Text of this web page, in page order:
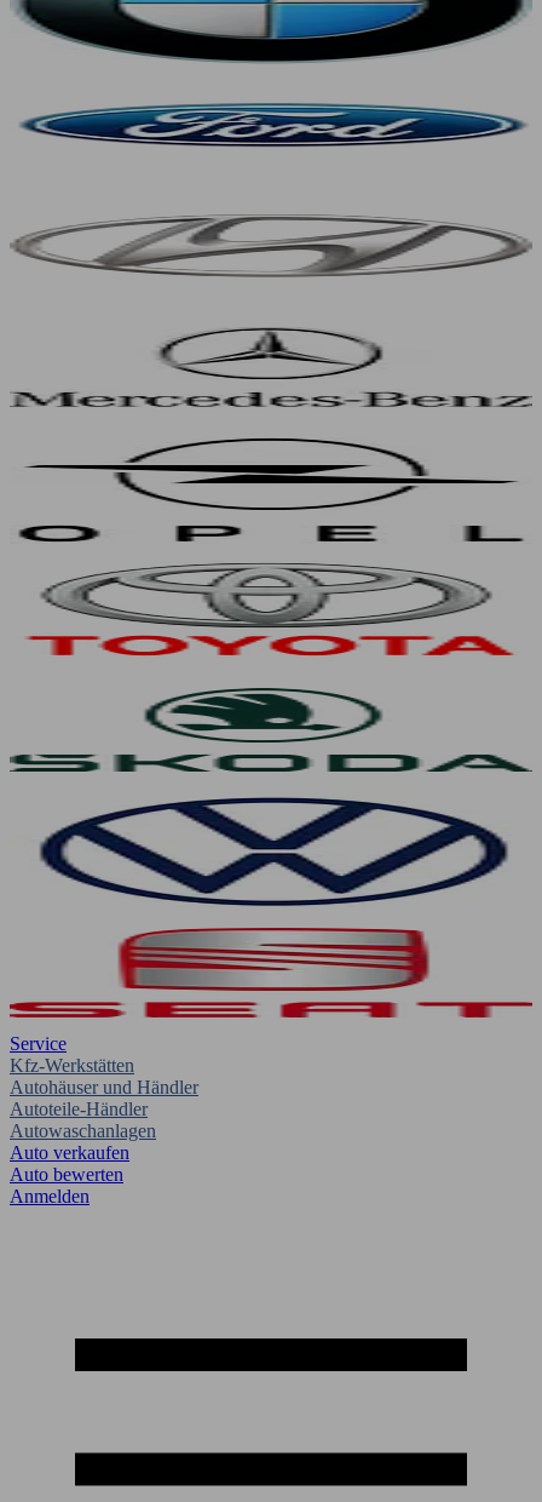
Service
Kfz-Werkstätten
Autohäuser und Händler
Autoteile-Händler
Autowaschanlagen
Auto verkaufen
Auto bewerten
Anmelden